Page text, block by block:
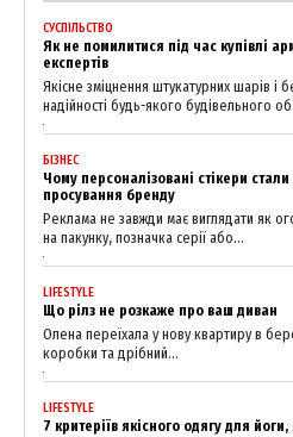
News
СУСПІЛЬСТВО
Як не помилитися під час купівлі
експертів
Якісне зміцнення штукатурних шарів і
надійності будь-якого будівельного
БІЗНЕС
Чому персоналізовані стікери
просування бренду
Реклама не завжди має виглядати як
на пакунку, позначка серії або...
LIFESTYLE
Що рілз не розкаже про ваш диван
Олена переїхала у нову квартиру в
коробки та дрібний...
LIFESTYLE
7 критеріїв якісного одягу для